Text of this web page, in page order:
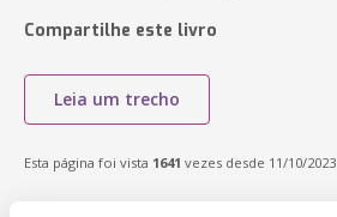
Compartilhe este livro
Leia um trecho
Esta página foi vista 1641 vezes desde 11/10/2023